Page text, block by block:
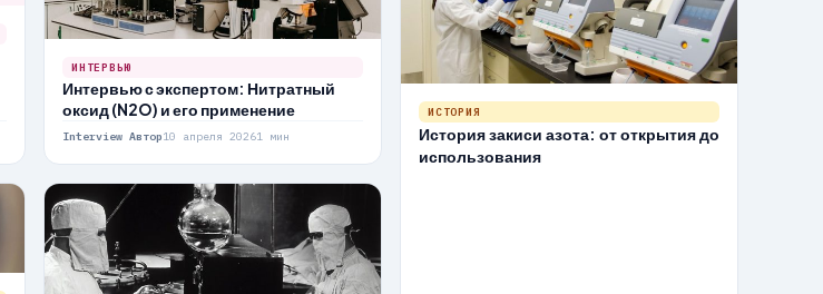
ИНТЕРВЬЮ
Интервью с экспертом: Нитратный
оксид (N2O) и его применение
Interview Автор10 апреля 20261 мин
ИСТОРИЯ
История закиси азота: от открытия до
использования